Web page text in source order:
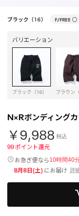
ブラック（16） F/FREE ○
バリエーション
ブラック（16） ブラウン
N×Rボンディングカ
￥9,988 税込
99ポイント還元
お急ぎ便なら 10時間40
8月8日(土) にお届け 詳